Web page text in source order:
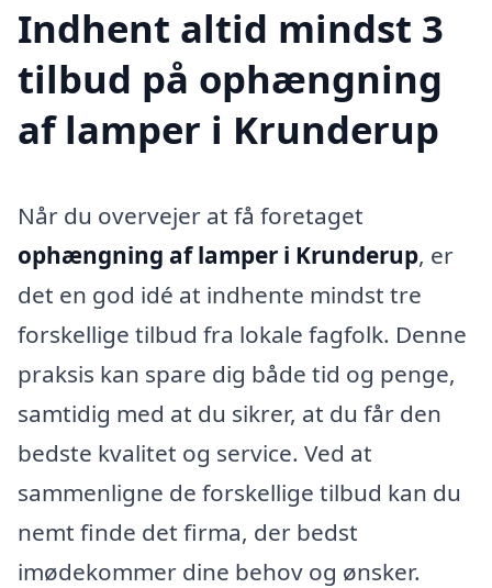
Indhent altid mindst 3
tilbud på ophængning
af lamper i Krunderup
Når du overvejer at få foretaget
ophængning af lamper i Krunderup, er
det en god idé at indhente mindst tre
forskellige tilbud fra lokale fagfolk. Denne
praksis kan spare dig både tid og penge,
samtidig med at du sikrer, at du får den
bedste kvalitet og service. Ved at
sammenligne de forskellige tilbud kan du
nemt finde det firma, der bedst
imødekommer dine behov og ønsker.